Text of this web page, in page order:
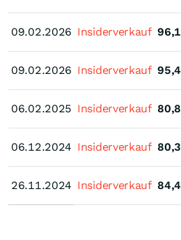
09.02.2026
09.02.2026
06.02.2025
06.12.2024
26.11.2024
09.02.2026 Insiderverkauf
09.02.2026 Insiderverkauf
06.02.2025 Insiderverkauf
06.12.2024 Insiderverkauf
26.11.2024 Insiderverkauf